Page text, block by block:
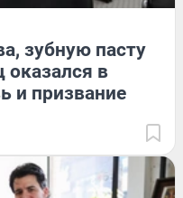
зубную пасту
оказался в
и призвание